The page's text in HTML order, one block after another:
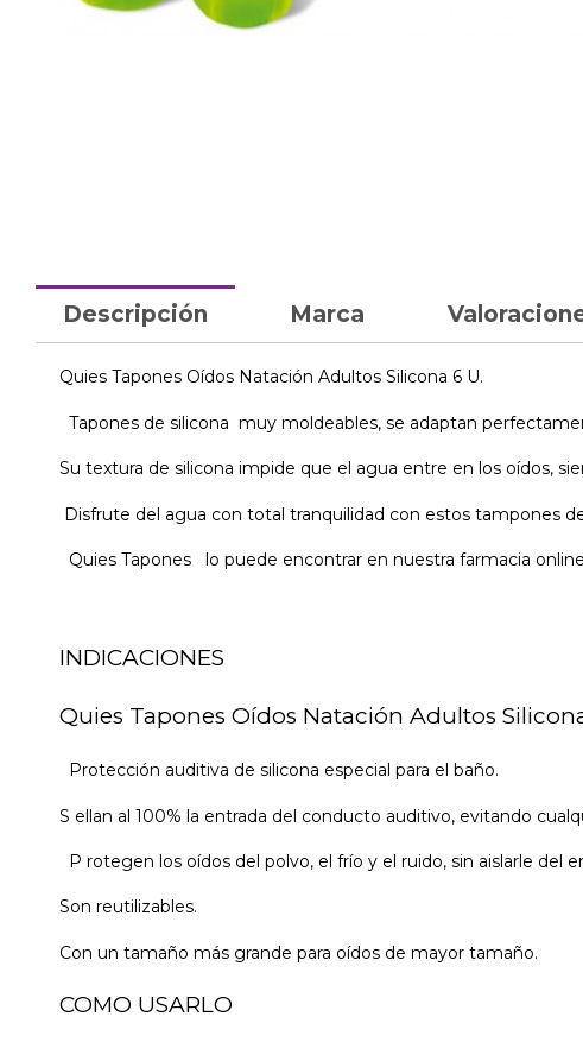
Descripción Marca
Quies Tapones Oídos Natación Adultos Silicona 6 U.
Tapones de silicona muy moldeables, se adaptan
Su textura de silicona impide que el agua entre en los oídos,
Disfrute del agua con total tranquilidad con estos tampones
Quies Tapones lo puede encontrar en nuestra farmacia
INDICACIONES
Quies Tapones Oídos Natación Adultos
Protección auditiva de silicona especial para el baño.
S ellan al 100% la entrada del conducto auditivo, evitando
P rotegen los oídos del polvo, el frío y el ruido, sin aislarle del
Son reutilizables.
Con un tamaño más grande para oídos de mayor tamaño.
COMO USARLO